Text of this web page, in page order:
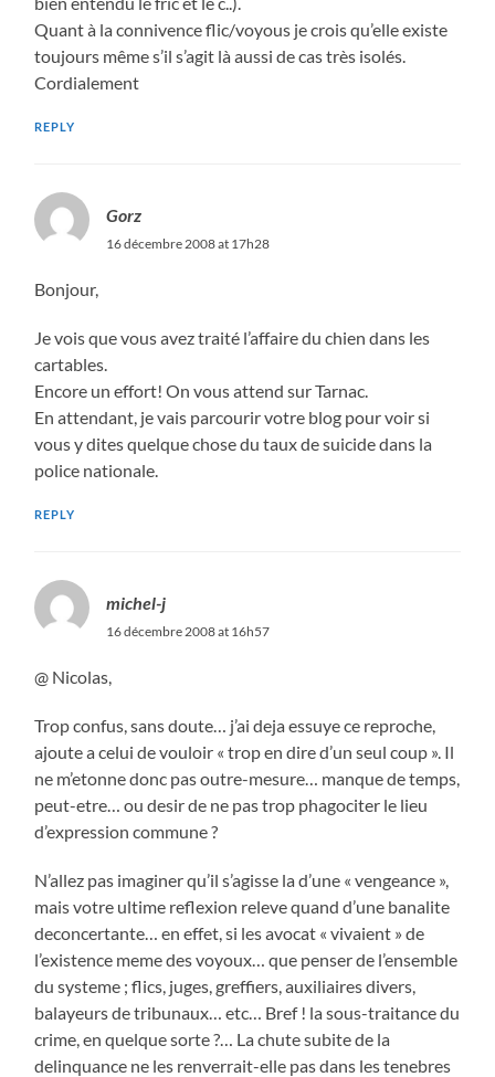
Quant à la connivence flic/voyous je crois qu’elle existe
toujours même s’il s’agit là aussi de cas très isolés.
Cordialement
REPLY
Gorz
16 décembre 2008 at 17h28
Bonjour,
Je vois que vous avez traité l’affaire du chien dans les
cartables.
Encore un effort! On vous attend sur Tarnac.
En attendant, je vais parcourir votre blog pour voir si
vous y dites quelque chose du taux de suicide dans la
police nationale.
REPLY
michel-j
16 décembre 2008 at 16h57
@ Nicolas,
Trop confus, sans doute… j’ai deja essuye ce reproche,
ajoute a celui de vouloir « trop en dire d’un seul coup ». Il
ne m’etonne donc pas outre-mesure… manque de temps,
peut-etre… ou desir de ne pas trop phagociter le lieu
d’expression commune ?
N’allez pas imaginer qu’il s’agisse la d’une « vengeance »,
mais votre ultime reflexion releve quand d’une banalite
deconcertante… en effet, si les avocat « vivaient » de
l’existence meme des voyoux… que penser de l’ensemble
du systeme ; flics, juges, greffiers, auxiliaires divers,
balayeurs de tribunaux… etc… Bref ! la sous-traitance du
crime, en quelque sorte ?… La chute subite de la
delinquance ne les renverrait-elle pas dans les tenebres